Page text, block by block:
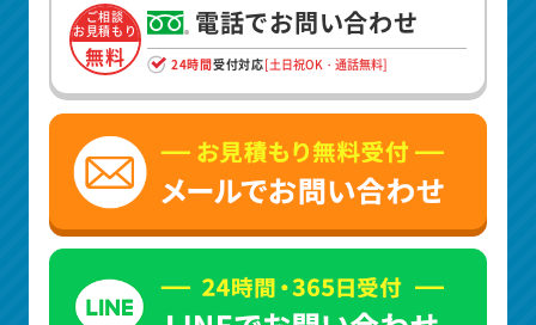
ご相談
お見積もり
無料
電話でお問い合わせ
24時間受付対応[土日祝OK・通話無料]